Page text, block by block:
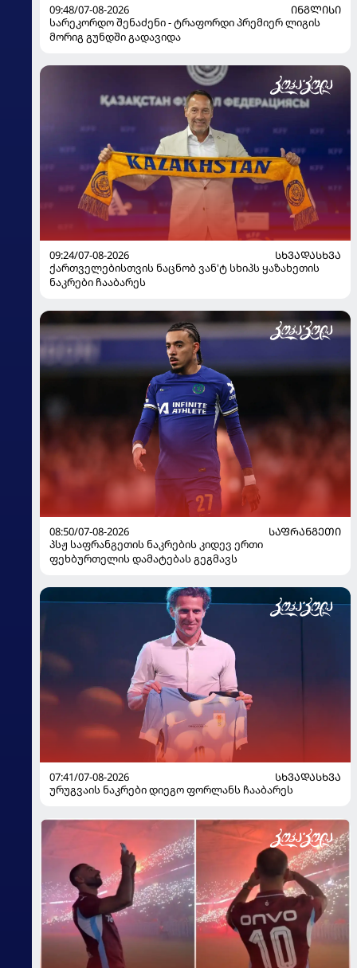
09:48/07-08-2026
ᲘᲜᲒᲚᲘᲡᲘ
სარეკორდო შენაძენი - ტრაფორდი პრემიერ ლიგის
მორიგ გუნდში გადავიდა
09:24/07-08-2026
ᲡᲮᲕᲐᲓᲐᲡᲮᲕᲐ
ქართველებისთვის ნაცნობ ვან'ტ სხიპს ყაზახეთის
ნაკრები ჩააბარეს
08:50/07-08-2026
ᲡᲐᲤᲠᲐᲜᲒᲔᲗᲘ
პსჟ საფრანგეთის ნაკრების კიდევ ერთი
ფეხბურთელის დამატებას გეგმავს
07:41/07-08-2026
ᲡᲮᲕᲐᲓᲐᲡᲮᲕᲐ
ურუგვაის ნაკრები დიეგო ფორლანს ჩააბარეს